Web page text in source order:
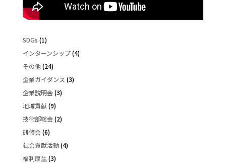
SDGs (1)
インターンシップ(4)
その他(24)
企業ガイダンス (3)
企業説明会(3)
地域貢献(9)
技術部総会(2)
研修会(6)
社会貢献活動(4)
福利厚生(3)